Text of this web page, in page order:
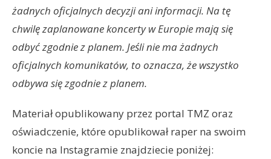
żadnych oficjalnych decyzji ani informacji. Na tę
chwilę zaplanowane koncerty w Europie mają się
odbyć zgodnie z planem. Jeśli nie ma żadnych
oficjalnych komunikatów, to oznacza, że wszystko
odbywa się zgodnie z planem.
Materiał opublikowany przez portal TMZ oraz
oświadczenie, które opublikował raper na swoim
koncie na Instagramie znajdziecie poniżej: